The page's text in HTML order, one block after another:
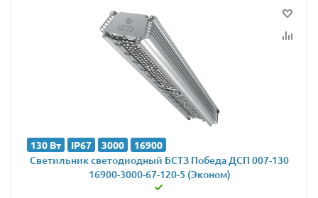
130 Вт IP67 3000 16900
Светильник светодиодный БСТЗ Победа ДСП 007-130
16900-3000-67-120-5 (Эконом)